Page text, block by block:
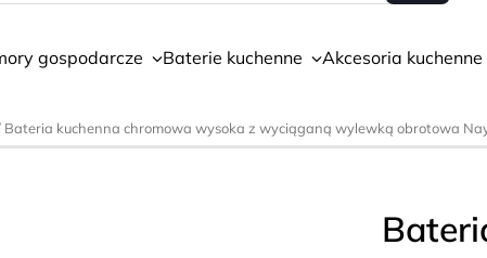
gospodarcze Baterie kuchenne Akcesoria kuchenne
kuchenna chromowa wysoka z wyciąganą wylewką obrotowa